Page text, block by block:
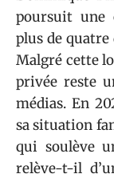
poursuit une
plus de
Malgré cette
privée reste
médias. En
sa situation
qui soulève
relève-t-il